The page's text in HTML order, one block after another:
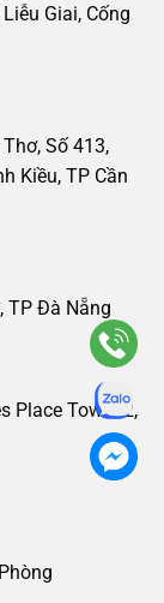
Giai, Cống
Số 413,
Kiều, TP Cần
TP Đà Nẵng
Place Tower 2,